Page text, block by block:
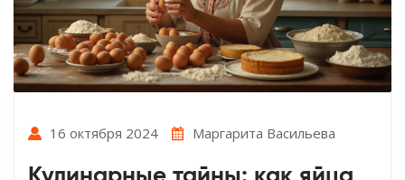
16 октября 2024 Маргарита Васильева